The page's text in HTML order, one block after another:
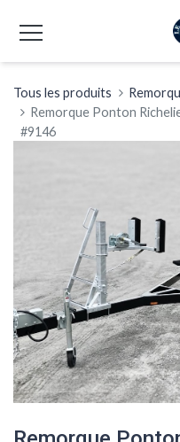
Tous les produits
Remorque Ponton
#9146